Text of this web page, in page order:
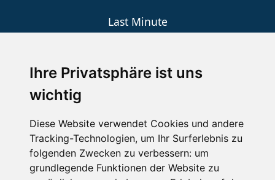
Ihre Privatsphäre ist uns
wichtig
Diese Website verwendet Cookies und andere
Tracking-Technologien, um Ihr Surferlebnis zu
folgenden Zwecken zu verbessern: um
grundlegende Funktionen der Website zu
Last Minute
Wellness
SCHNEEHÖHEN SKI APP
Die Schneehoehen Ski APP für iOS und Android - Ein
Muss für alle Wintersportler und Schneefreaks!